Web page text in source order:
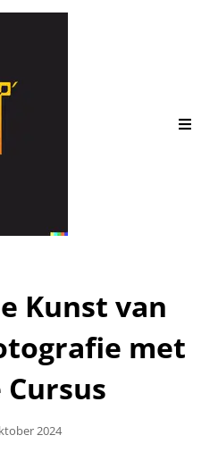
Kunst van
met
Cursus
2024